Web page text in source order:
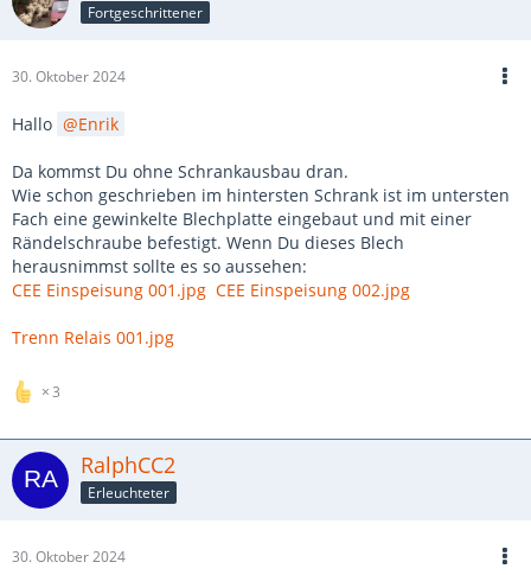
Fortgeschrittener
30. Oktober 2024
Hallo Enrik
Da kommst Du ohne Schrankausbau dran.
Wie schon geschrieben im hintersten Schrank ist im untersten
Fach eine gewinkelte Blechplatte eingebaut und mit einer
Rändelschraube befestigt. Wenn Du dieses Blech
herausnimmst sollte es so aussehen:
CEE Einspeisung 001.jpg CEE Einspeisung 002.jpg
Trenn Relais 001.jpg
3
RalphCC2
Erleuchteter
30. Oktober 2024